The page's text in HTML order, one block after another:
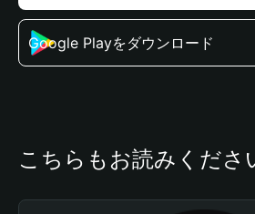
Google Playをダウンロード
こちらもお読みくださ